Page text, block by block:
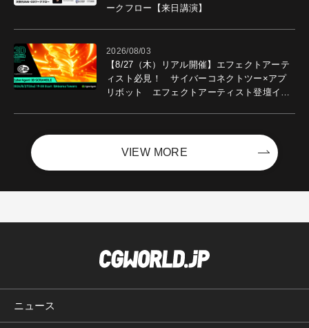
ークフロー【来日講演】
2026/08/03
【8/27（木）リアル開催】エフェクトアーテ
ィスト必見！ サイバーコネクトツー×アプ
リボット エフェクトアーティスト登壇イベ
VIEW MORE
ニュース